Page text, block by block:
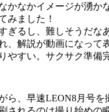
かなかイメージが湧か
みました！
ぎるし、難しそうだな
、解説が動画になって
やすい。サクサク準備
ら、早速LEON8月号を